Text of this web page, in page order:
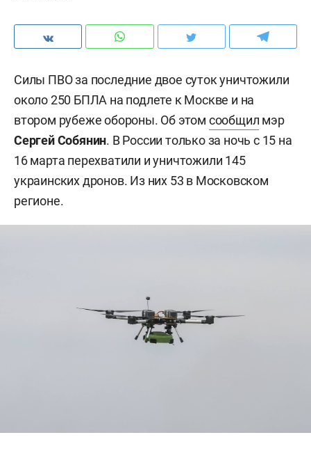
Силы ПВО за последние двое суток уничтожили
около 250 БПЛА на подлете к Москве и на
втором рубеже обороны. Об этом сообщил мэр
Сергей Собянин. В России только за ночь с 15 на
16 марта перехватили и уничтожили 145
украинских дронов. Из них 53 в Московском
регионе.